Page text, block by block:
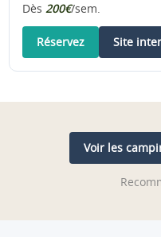
Dès200€/sem.
Réservez Site
Voir les